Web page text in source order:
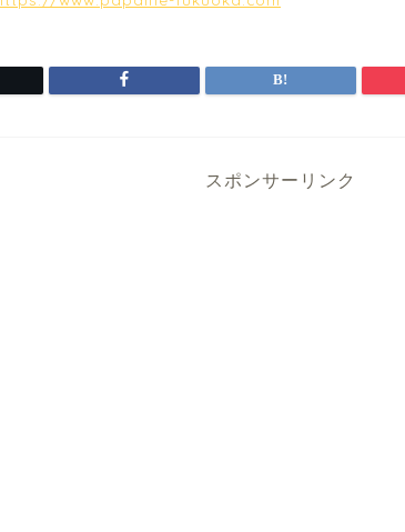
スポンサーリンク